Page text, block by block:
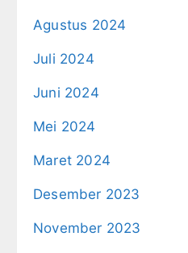
Agustus 2024
Juli 2024
Juni 2024
Mei 2024
Maret 2024
Desember 2023
November 2023